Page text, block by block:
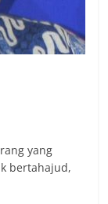
yang
bertahajud,